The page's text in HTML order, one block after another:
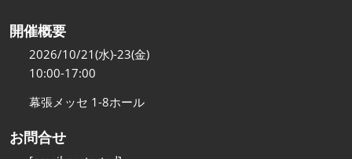
開催概要
2026/10/21(水)-23(金)
10:00-17:00
幕張メッセ 1-8ホール
お問合せ